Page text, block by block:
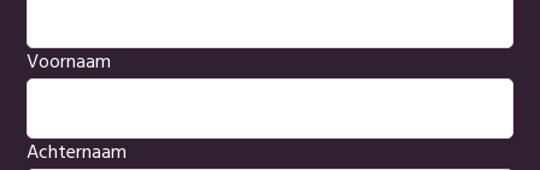
Voornaam
Achternaam